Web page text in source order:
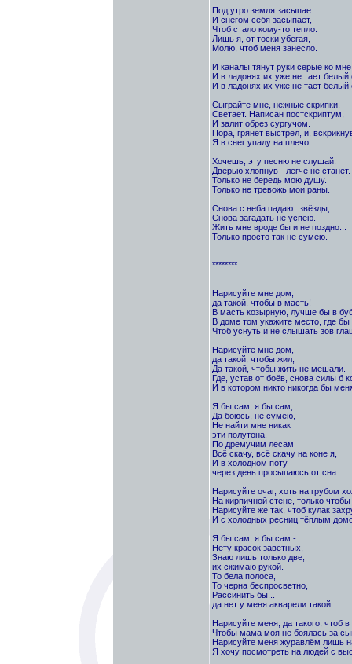
Под утро земля засыпает
И снегом себя засыпает,
Чтоб стало кому-то тепло.
Лишь я, от тоски убегая,
Молю, чтоб меня занесло.
И каналы тянут руки серые ко
И в ладонях их уже не тает белый
И в ладонях их уже не тает белый
Сыграйте мне, нежные скрипки.
Светает. Написан постскриптум,
И залит обрез сургучом.
Пора, грянет выстрел, и,
Я в снег упаду на плечо.
Хочешь, эту песню не слушай.
Дверью хлопнув - легче не станет.
Только не бередь мою душу.
Только не тревожь мои раны.
Снова с неба падают звёзды,
Снова загадать не успею.
Жить мне вроде бы и не поздно...
Только просто так не сумею.
********
Нарисуйте мне дом,
да такой, чтобы в масть!
В масть козырную, лучше бы в
В доме том укажите место, где бы
Чтоб уснуть и не слышать зов
Нарисуйте мне дом,
да такой, чтобы жил,
Да такой, чтобы жить не мешали.
Где, устав от боёв, снова силы б
И в котором никто никогда бы
Я бы сам, я бы сам,
Да боюсь, не сумею,
Не найти мне никак
эти полутона.
По дремучим лесам
Всё скачу, всё скачу на коне я,
И в холодном поту
через день просыпаюсь от сна.
Нарисуйте очаг, хоть на грубом
На кирпичной стене, только чтобы
Нарисуйте же так, чтоб кулак
И с холодных ресниц тёплым
Я бы сам, я бы сам -
Нету красок заветных,
Знаю лишь только две,
их сжимаю рукой.
То бела полоса,
То черна беспросветно,
Рассинить бы...
да нет у меня акварели такой.
Нарисуйте меня, да такого, чтоб в
Чтобы мама моя не боялась за
Нарисуйте меня журавлём лишь
Я хочу посмотреть на людей с